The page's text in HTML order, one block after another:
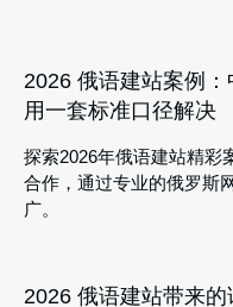
2026 俄语建站案例
用一套标准口径解决
探索2026年俄语建站精彩
合作，通过专业的俄罗斯
广。
2026 俄语建站带来